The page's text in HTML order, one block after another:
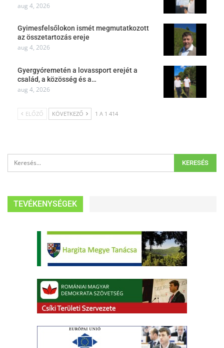
aug 4, 2026
Gyimesfelsőlokon ismét megmutatkozott
az összetartozás ereje
aug 4, 2026
Gyergyóremetén a lovassport erejét a
család, a közösség és a…
aug 4, 2026
ELŐZŐ KÖVETKEZŐ 1 A 1 414
TEVÉKENYSÉGEK